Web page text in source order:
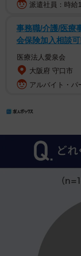
派遣社員：時給
事務職/介護/医療
会保険加入相談
医療法人愛泉会
大阪府 守口市
アルバイト・パ